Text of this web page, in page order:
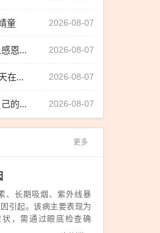
2026-08-07
童
2026-08-07
“鬼马填词人”黎彼得逝世，许冠杰手写信送别：音乐路上感恩有你！
2026-08-07
萧敬腾自曝17岁时一个月能赚2.5万，“可是我很累”：每天在餐厅驻唱，从中午12点半一直唱到凌晨6点，嗓子一个月至少坏一次
2026-08-07
房主任被女儿指“愧疚式教育”，回应：我是真的想面对自己的问题和困扰，求解决方法，请大家不要骂我女儿，多给我提意见
更多
、长期吸烟、紫外线暴
引起。该病主要表现为
，需通过眼底检查确